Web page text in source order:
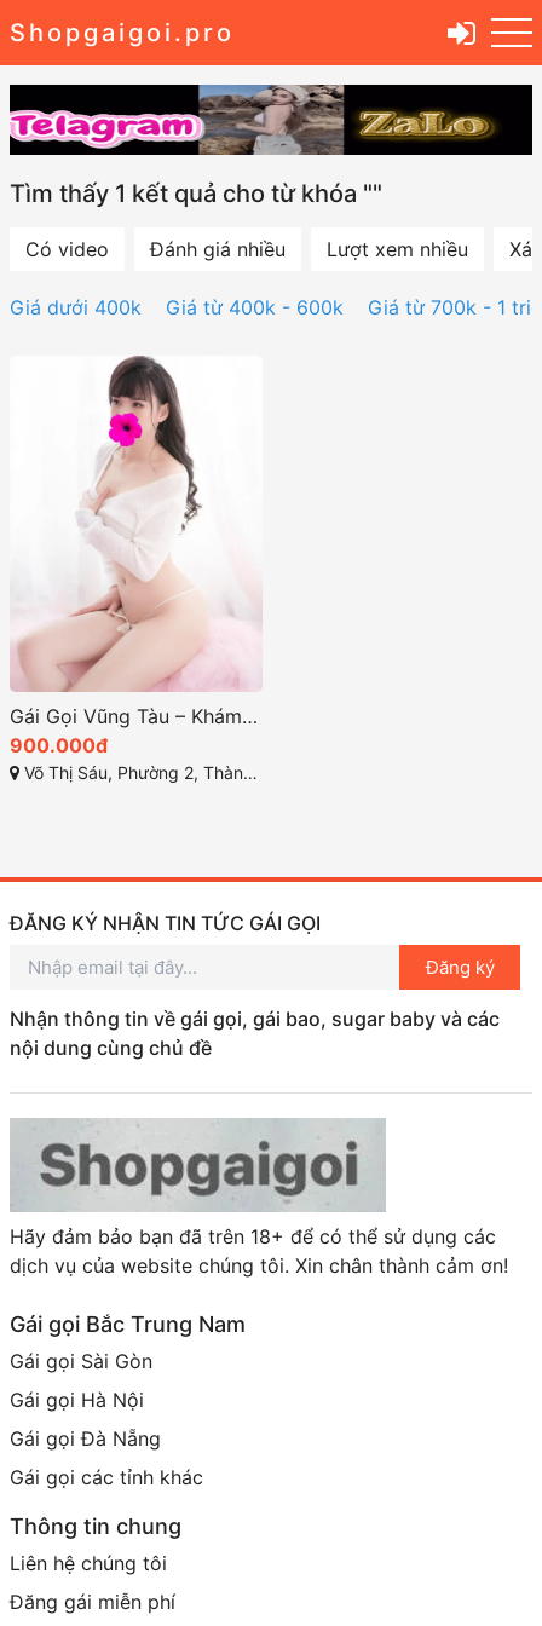
Shopgaigoi.pro
Tìm thấy 1 kết quả cho từ khóa ""
Có video Đánh giá nhiều Lượt xem nhiều
Giá dưới 400k Giá từ 400k - 600k Giá từ 700k - 1
Gái Gọi Vũng Tàu – Khám Phá Thế Giới Giải Trí Đặc Biệt năm 2025
900.000đ
Võ Thị Sáu, Phường 2, Thành phố Vũng Tầu, Bà Rịa - Vũng Tàu
ĐĂNG KÝ NHẬN TIN TỨC GÁI GỌI
Đăng ký
Nhận thông tin về gái gọi, gái bao, sugar baby và các
nội dung cùng chủ đề
Hãy đảm bảo bạn đã trên 18+ để có thể sử dụng các
dịch vụ của website chúng tôi. Xin chân thành cảm ơn!
Gái gọi Bắc Trung Nam
Gái gọi Sài Gòn
Gái gọi Hà Nội
Gái gọi Đà Nẵng
Gái gọi các tỉnh khác
Thông tin chung
Liên hệ chúng tôi
Đăng gái miễn phí